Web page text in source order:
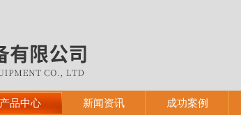
产品中心 新闻资讯 成功案例